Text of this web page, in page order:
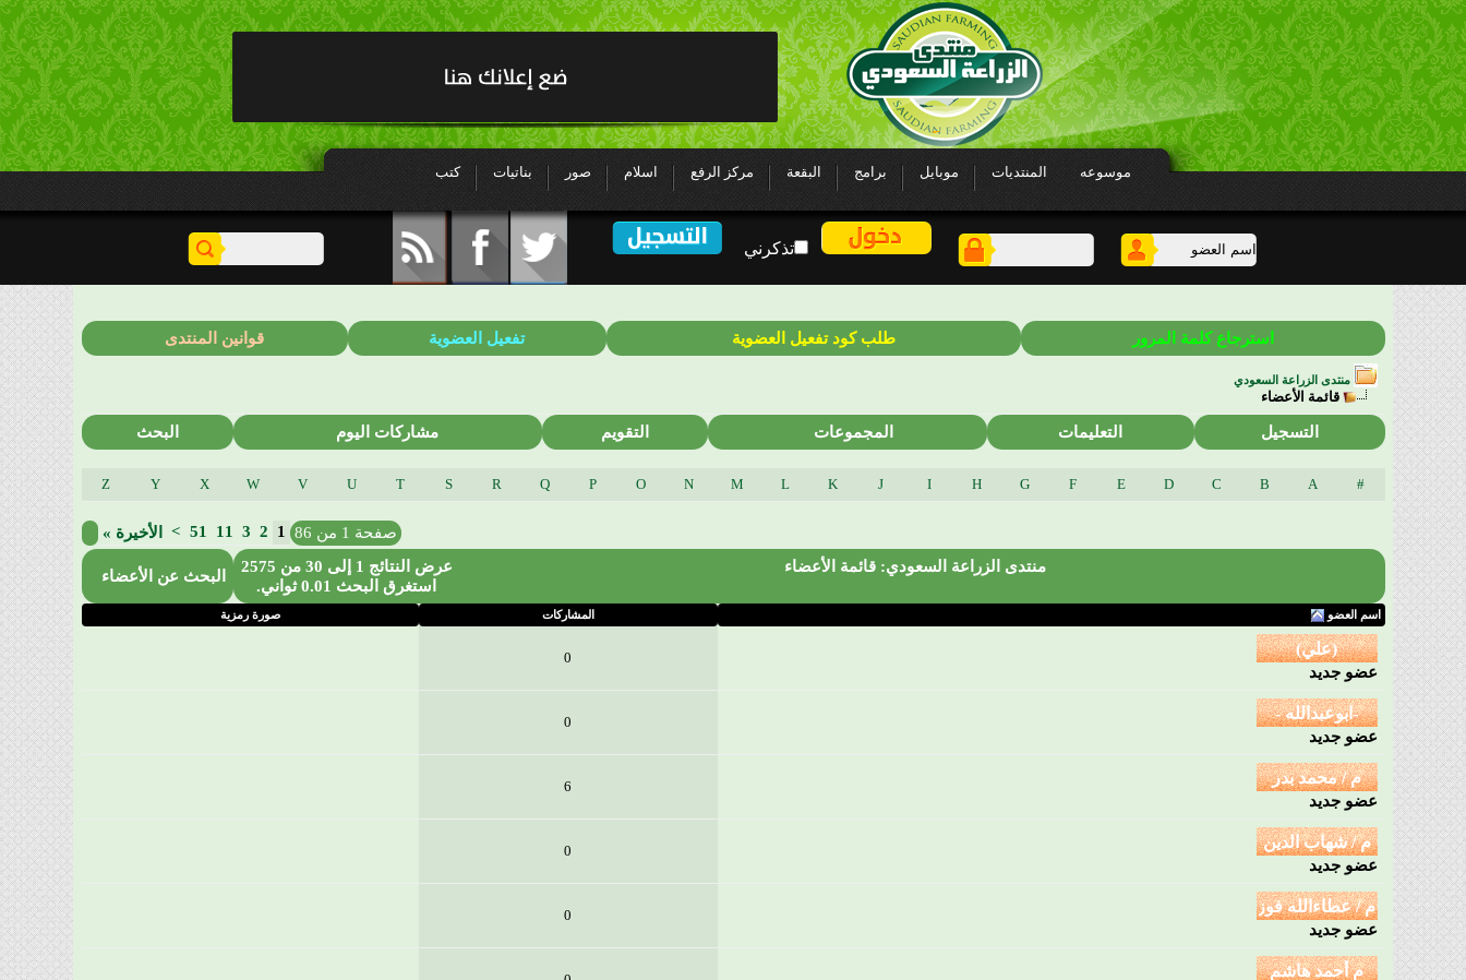
موسوعه المنتديات موبايل برامج البقعة مركز الرفع اسلام صور بناتيات كتب
تذكرني
استرجاع كلمة المرور طلب كود تفعيل العضوية تفعيل العضوية قوانين المنتدى
منتدى الزراعة السعودي
قائمة الأعضاء
التسجيل التعليمات المجموعات التقويم مشاركات اليوم البحث
#
A
B
C
D
E
F
G
H
I
J
K
L
M
N
O
P
Q
R
S
T
U
V
W
X
Y
Z
صفحة 1 من 86 1
2
3
11
51
> الأخيرة »
عرض النتائج 1 إلى 30 من 2575
استغرق البحث 0.01ثواني.
منتدى الزراعة السعودي: قائمة الأعضاء
البحث عن الأعضاء
اسم العضو المشاركات صورة رمزية
عضو جديد
0
عضو جديد
0
عضو جديد
6
عضو جديد
0
عضو جديد
0